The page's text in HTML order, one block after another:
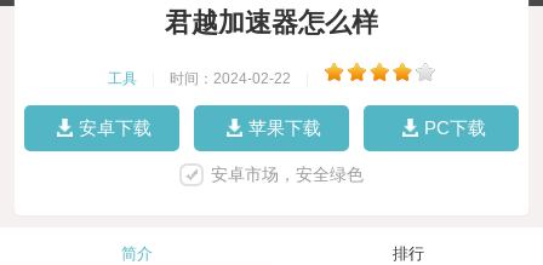
君越加速器怎么样
工具 时间：2024-02-22
安卓下载 苹果下载 PC下载
安卓市场，安全绿色
简介 排行